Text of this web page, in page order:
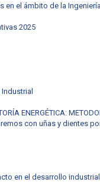
en el ámbito de la
2025
ENERGÉTICA:
con uñas y dientes
en el desarrollo